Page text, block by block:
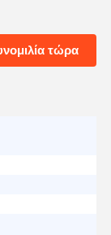
τώρα